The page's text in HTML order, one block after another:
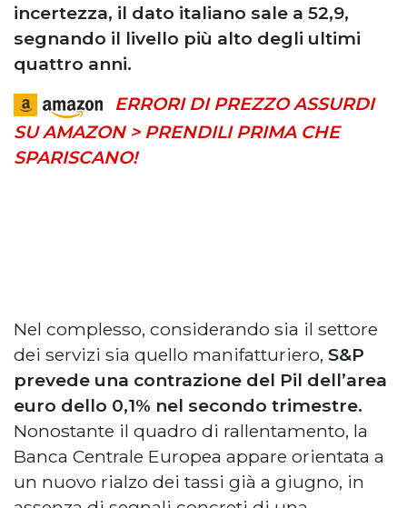
incertezza, il dato italiano sale a 52,9,
segnando il livello più alto degli ultimi
quattro anni.
ERRORI DI PREZZO ASSURDI
SU AMAZON > PRENDILI PRIMA CHE
SPARISCANO!
Nel complesso, considerando sia il settore
dei servizi sia quello manifatturiero, S&P
prevede una contrazione del Pil dell’area
euro dello 0,1% nel secondo trimestre.
Nonostante il quadro di rallentamento, la
Banca Centrale Europea appare orientata a
un nuovo rialzo dei tassi già a giugno, in